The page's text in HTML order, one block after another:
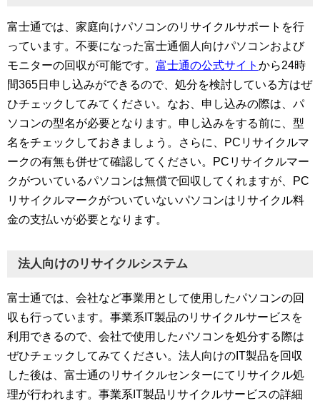
富士通では、家庭向けパソコンのリサイクルサポートを行
っています。不要になった富士通個人向けパソコンおよび
モニターの回収が可能です。 富士通の公式サイト から24時
間365日申し込みができるので、処分を検討している方はぜ
ひチェックしてみてください。なお、申し込みの際は、パ
ソコンの型名が必要となります。申し込みをする前に、型
名をチェックしておきましょう。さらに、PCリサイクルマ
ークの有無も併せて確認してください。PCリサイクルマー
クがついているパソコンは無償で回収してくれますが、PC
リサイクルマークがついていないパソコンはリサイクル料
金の支払いが必要となります。
法人向けのリサイクルシステム
富士通では、会社など事業用として使用したパソコンの回
収も行っています。事業系IT製品のリサイクルサービスを
利用できるので、会社で使用したパソコンを処分する際は
ぜひチェックしてみてください。法人向けのIT製品を回収
した後は、富士通のリサイクルセンターにてリサイクル処
理が行われます。事業系IT製品リサイクルサービスの詳細